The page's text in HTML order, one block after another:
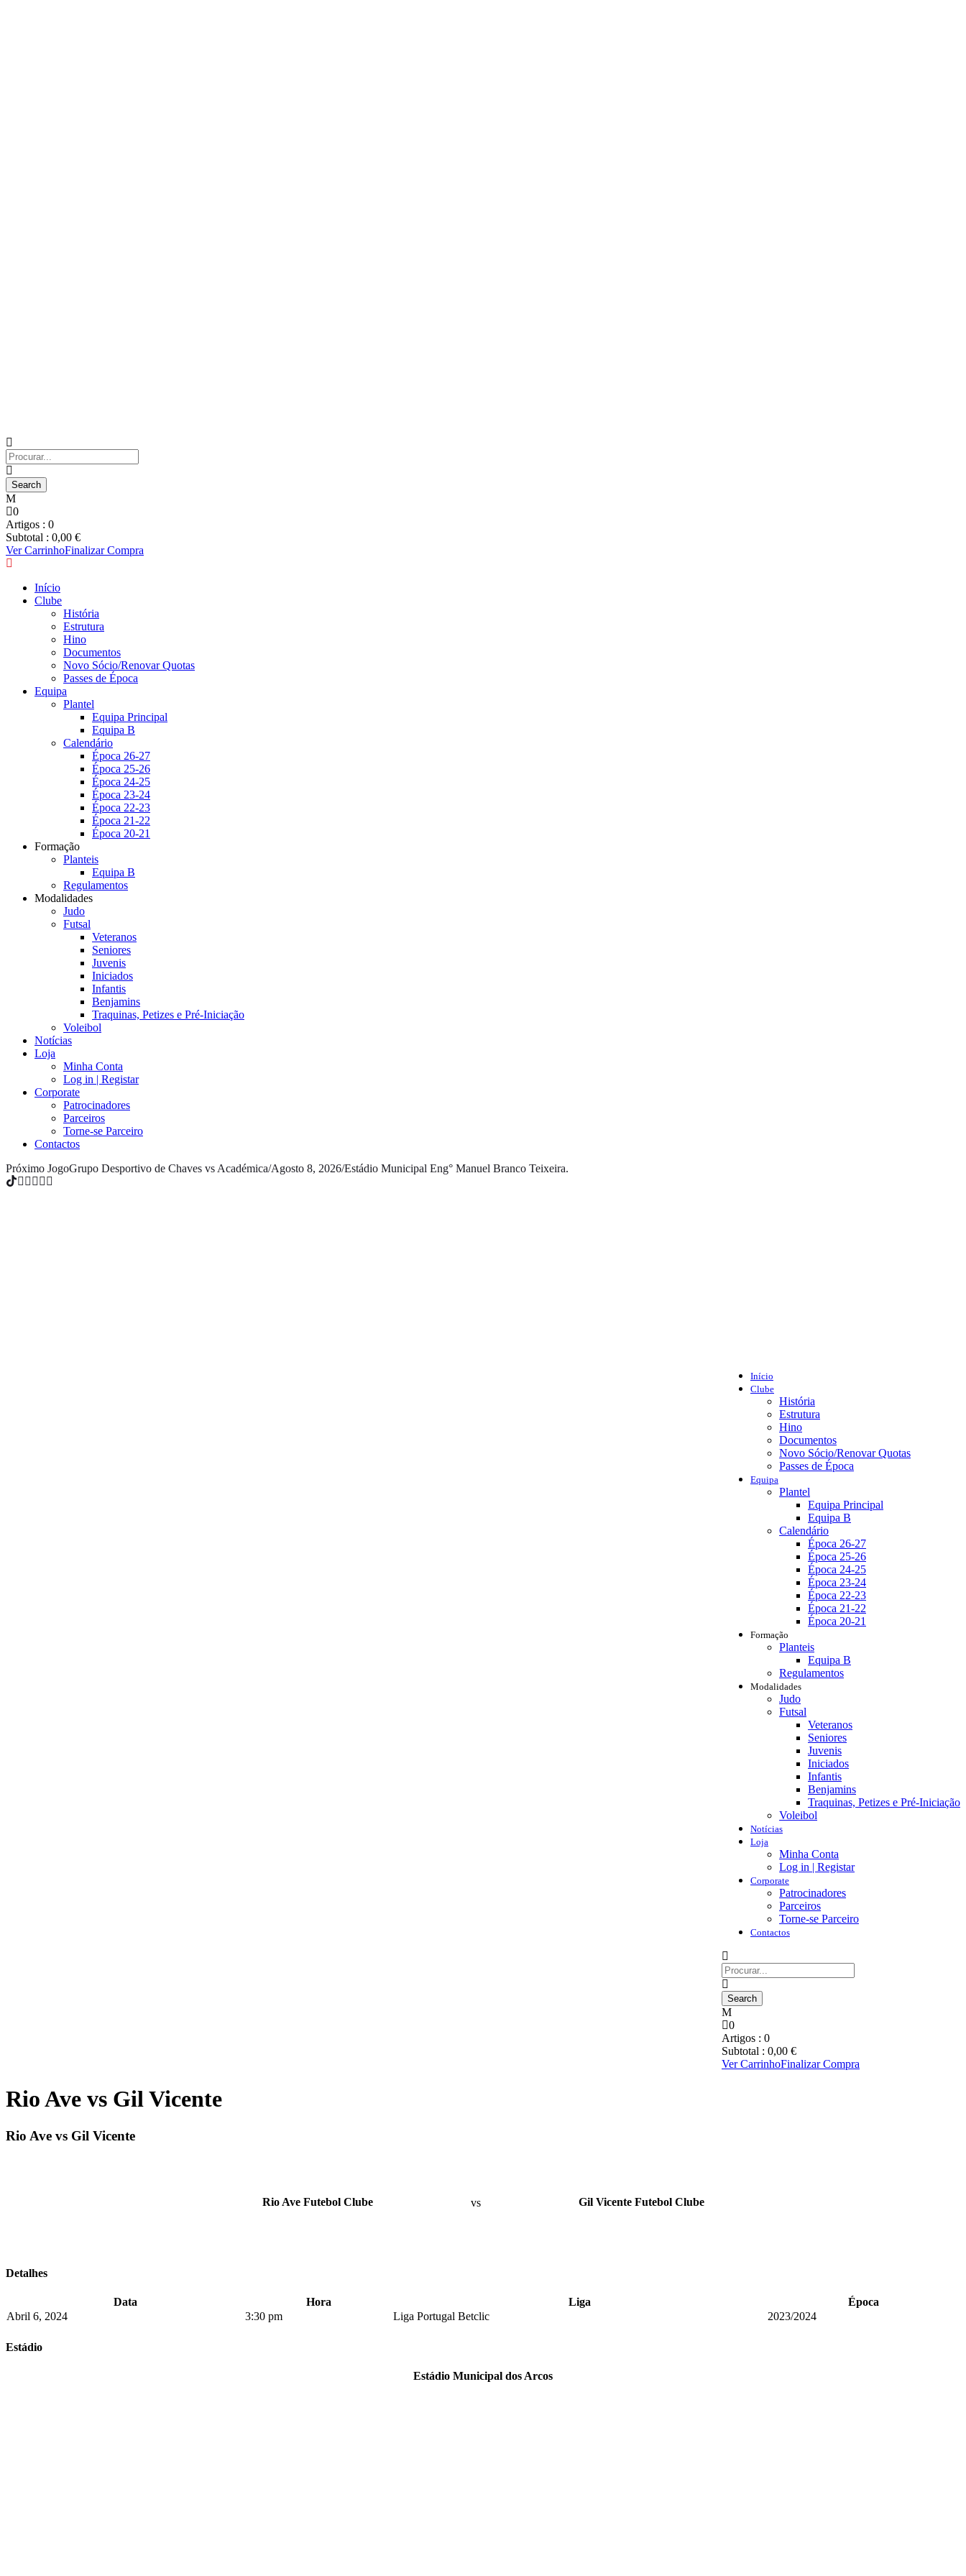
0
Artigos : 0
Subtotal : 0,00 €
Ver CarrinhoFinalizar Compra
Início
Clube
História
Estrutura
Hino
Documentos
Novo Sócio/Renovar Quotas
Passes de Época
Equipa
Plantel
Equipa Principal
Equipa B
Calendário
Época 26-27
Época 25-26
Época 24-25
Época 23-24
Época 22-23
Época 21-22
Época 20-21
Formação
Planteis
Equipa B
Regulamentos
Modalidades
Judo
Futsal
Veteranos
Seniores
Juvenis
Iniciados
Infantis
Benjamins
Traquinas, Petizes e Pré-Iniciação
Voleibol
Notícias
Loja
Minha Conta
Log in | Registar
Corporate
Patrocinadores
Parceiros
Torne-se Parceiro
Contactos
Próximo JogoGrupo Desportivo de Chaves vs Académica/Agosto 8, 2026/Estádio Municipal Eng° Manuel Branco Teixeira.
Início
Clube
História
Estrutura
Hino
Documentos
Novo Sócio/Renovar Quotas
Passes de Época
Equipa
Plantel
Equipa Principal
Equipa B
Calendário
Época 26-27
Época 25-26
Época 24-25
Época 23-24
Época 22-23
Época 21-22
Época 20-21
Formação
Planteis
Equipa B
Regulamentos
Modalidades
Judo
Futsal
Veteranos
Seniores
Juvenis
Iniciados
Infantis
Benjamins
Traquinas, Petizes e Pré-Iniciação
Voleibol
Notícias
Loja
Minha Conta
Log in | Registar
Corporate
Patrocinadores
Parceiros
Torne-se Parceiro
Contactos
0
Artigos : 0
Subtotal : 0,00 €
Ver CarrinhoFinalizar Compra
Rio Ave vs Gil Vicente
Rio Ave vs Gil Vicente
Rio Ave Futebol Clube vs Gil Vicente Futebol Clube
Detalhes
Data Hora Liga
Época
Abril 6, 2024
3:30 pm Liga Portugal Betclic 2023/2024
Estádio
Estádio Municipal dos Arcos